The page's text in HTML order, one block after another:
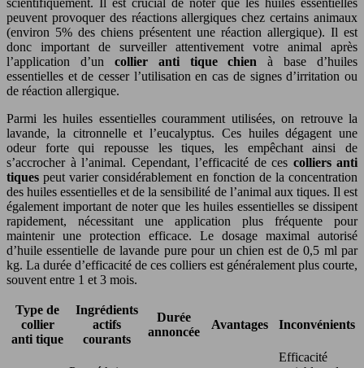
scientifiquement. Il est crucial de noter que les huiles essentielles
peuvent provoquer des réactions allergiques chez certains animaux
(environ 5% des chiens présentent une réaction allergique). Il est
donc important de surveiller attentivement votre animal après
l’application d’un collier anti tique chienà base d’huiles
essentielles et de cesser l’utilisation en cas de signes d’irritation ou
de réaction allergique.
Parmi les huiles essentielles couramment utilisées, on retrouve la
lavande, la citronnelle et l’eucalyptus. Ces huiles dégagent une
odeur forte qui repousse les tiques, les empêchant ainsi de
s’accrocher à l’animal. Cependant, l’efficacité de ces colliers anti
tiquespeut varier considérablement en fonction de la concentration
des huiles essentielles et de la sensibilité de l’animal aux tiques. Il est
également important de noter que les huiles essentielles se dissipent
rapidement, nécessitant une application plus fréquente pour
maintenir une protection efficace. Le dosage maximal autorisé
d’huile essentielle de lavande pure pour un chien est de 0,5 ml par
kg. La durée d’efficacité de ces colliers est généralement plus courte,
souvent entre 1 et 3 mois.
Type de
collier
anti tique
Ingrédients
actifs
courants
Durée
annoncée
Avantages Inconvénients
Efficacité